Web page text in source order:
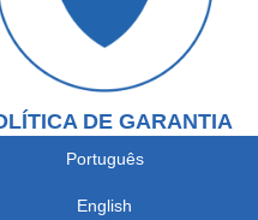
DE GARANTIA
Português
English